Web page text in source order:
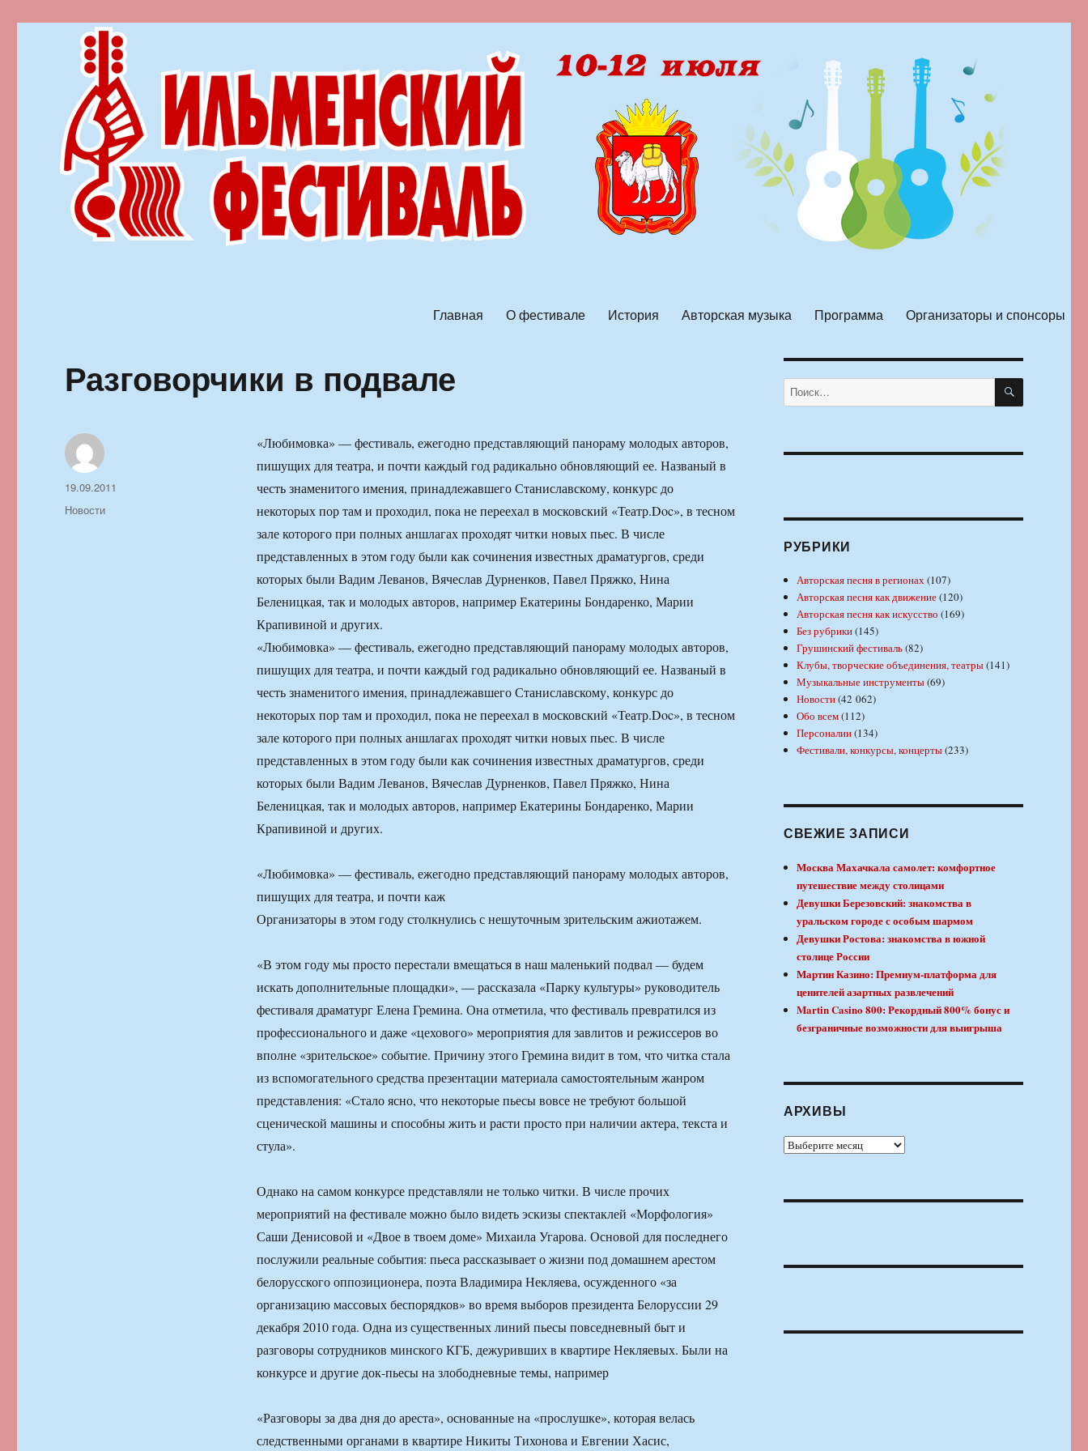
Главная О фестивале История Авторская музыка Программа Организаторы и спонсоры
Разговорчики в подвале
«Любимовка» — фестиваль, ежегодно представляющий панораму молодых авторов,
пишущих для театра, и почти каждый год радикально обновляющий ее. Названый в
честь знаменитого имения, принадлежавшего Станиславскому, конкурс до
некоторых пор там и проходил, пока не переехал в московский «Театр.Doc», в тесном
зале которого при полных аншлагах проходят читки новых пьес. В числе
представленных в этом году были как сочинения известных драматургов, среди
которых были Вадим Леванов, Вячеслав Дурненков, Павел Пряжко, Нина
Беленицкая, так и молодых авторов, например Екатерины Бондаренко, Марии
Крапивиной и других.
«Любимовка» — фестиваль, ежегодно представляющий панораму молодых авторов,
пишущих для театра, и почти каждый год радикально обновляющий ее. Названый в
честь знаменитого имения, принадлежавшего Станиславскому, конкурс до
некоторых пор там и проходил, пока не переехал в московский «Театр.Doc», в тесном
зале которого при полных аншлагах проходят читки новых пьес. В числе
представленных в этом году были как сочинения известных драматургов, среди
которых были Вадим Леванов, Вячеслав Дурненков, Павел Пряжко, Нина
Беленицкая, так и молодых авторов, например Екатерины Бондаренко, Марии
Крапивиной и других.
«Любимовка» — фестиваль, ежегодно представляющий панораму молодых авторов,
пишущих для театра, и почти каж
Организаторы в этом году столкнулись с нешуточным зрительским ажиотажем.
«В этом году мы просто перестали вмещаться в наш маленький подвал — будем
искать дополнительные площадки», — рассказала «Парку культуры» руководитель
фестиваля драматург Елена Гремина. Она отметила, что фестиваль превратился из
профессионального и даже «цехового» мероприятия для завлитов и режиссеров во
вполне «зрительское» событие. Причину этого Гремина видит в том, что читка стала
из вспомогательного средства презентации материала самостоятельным жанром
представления: «Стало ясно, что некоторые пьесы вовсе не требуют большой
сценической машины и способны жить и расти просто при наличии актера, текста и
стула».
Однако на самом конкурсе представляли не только читки. В числе прочих
мероприятий на фестивале можно было видеть эскизы спектаклей «Морфология»
Саши Денисовой и «Двое в твоем доме» Михаила Угарова. Основой для последнего
послужили реальные события: пьеса рассказывает о жизни под домашнем арестом
белорусского оппозиционера, поэта Владимира Некляева, осужденного «за
организацию массовых беспорядков» во время выборов президента Белоруссии 29
декабря 2010 года. Одна из существенных линий пьесы повседневный быт и
разговоры сотрудников минского КГБ, дежуривших в квартире Некляевых. Были на
конкурсе и другие док-пьесы на злободневные темы, например
«Разговоры за два дня до ареста», основанные на «прослушке», которая велась
следственными органами в квартире Никиты Тихонова и Евгении Хасис,
Автор
Опубликовано
19.09.2011
Рубрики
Новости
Искать: ПОИСК
РУБРИКИ
Авторская песня в регионах(107)
Авторская песня как движение(120)
Авторская песня как искусство (169)
Без рубрики(145)
Грушинский фестиваль(82)
Клубы, творческие объединения, театры(141)
Музыкальные инструменты(69)
Новости(42 062)
Обо всем(112)
Персоналии(134)
Фестивали, конкурсы, концерты(233)
СВЕЖИЕ ЗАПИСИ
Москва Махачкала самолет: комфортное
путешествие между столицами
Девушки Березовский: знакомства в
уральском городе с особым шармом
Девушки Ростова: знакомства в южной
столице России
Мартин Казино: Премиум-платформа для
ценителей азартных развлечений
Martin Casino 800: Рекордный 800% бонус и
безграничные возможности для выигрыша
АРХИВЫ
Архивы